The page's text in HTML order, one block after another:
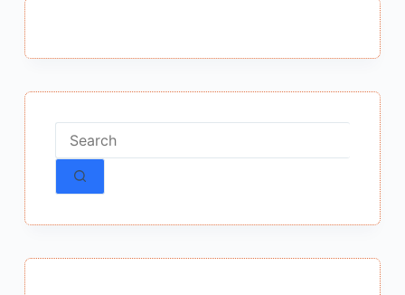
No
results